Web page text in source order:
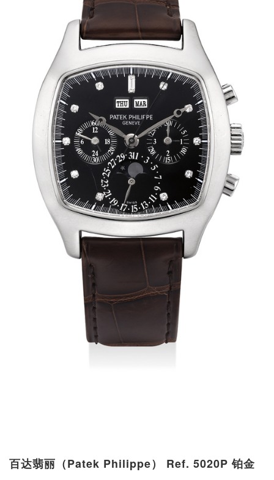
百达翡丽（Patek Philippe） Ref. 5020P 铂金